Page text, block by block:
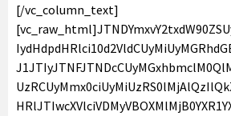
[/vc_column_text]